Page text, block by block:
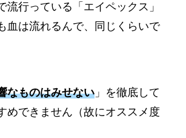
流行っている「エイペックス」
血は流れるんで、同じくらいで
なものはみせない 」を徹底して
めできません（故にオススメ度